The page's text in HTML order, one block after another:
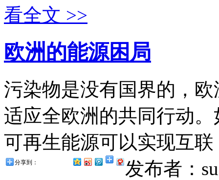
看全文 >>
欧洲的能源困局
污染物是没有国界的，
适应全欧洲的共同行动
可再生能源可以实现互
发布者：
分享到：